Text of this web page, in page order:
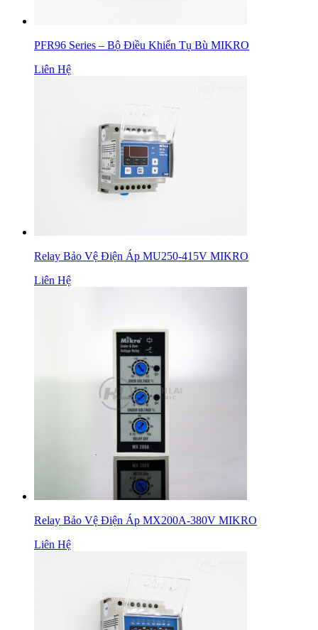
PFR96 Series – Bộ Điều Khiển Tụ Bù MIKRO
Liên Hệ
Relay Bảo Vệ Điện Áp MU250-415V MIKRO
Liên Hệ
Relay Bảo Vệ Điện Áp MX200A-380V MIKRO
Liên Hệ